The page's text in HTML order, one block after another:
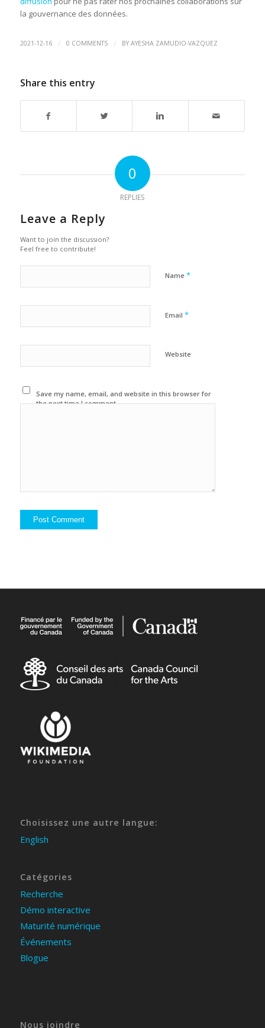
la gouvernance des données.
2021-12-16 / 0 COMMENTS / BY AYESHA ZAMUDIO-VAZQUEZ
Share this entry
0
REPLIES
Leave a Reply
Want to join the discussion?
Feel free to contribute!
Name *
Email *
Website
Save my name, email, and website in this browser for
the next time I comment.
Choisissez une autre langue:
English
Catégories
Recherche
Démo interactive
Maturité numérique
Événements
Blogue
Nous joindre